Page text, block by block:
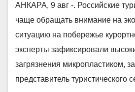
АНКАРА, 9 авг -. Российские
чаще обращать внимание на
ситуацию на побережье
эксперты зафиксировали
загрязнения микропластиком,
представитель туристического